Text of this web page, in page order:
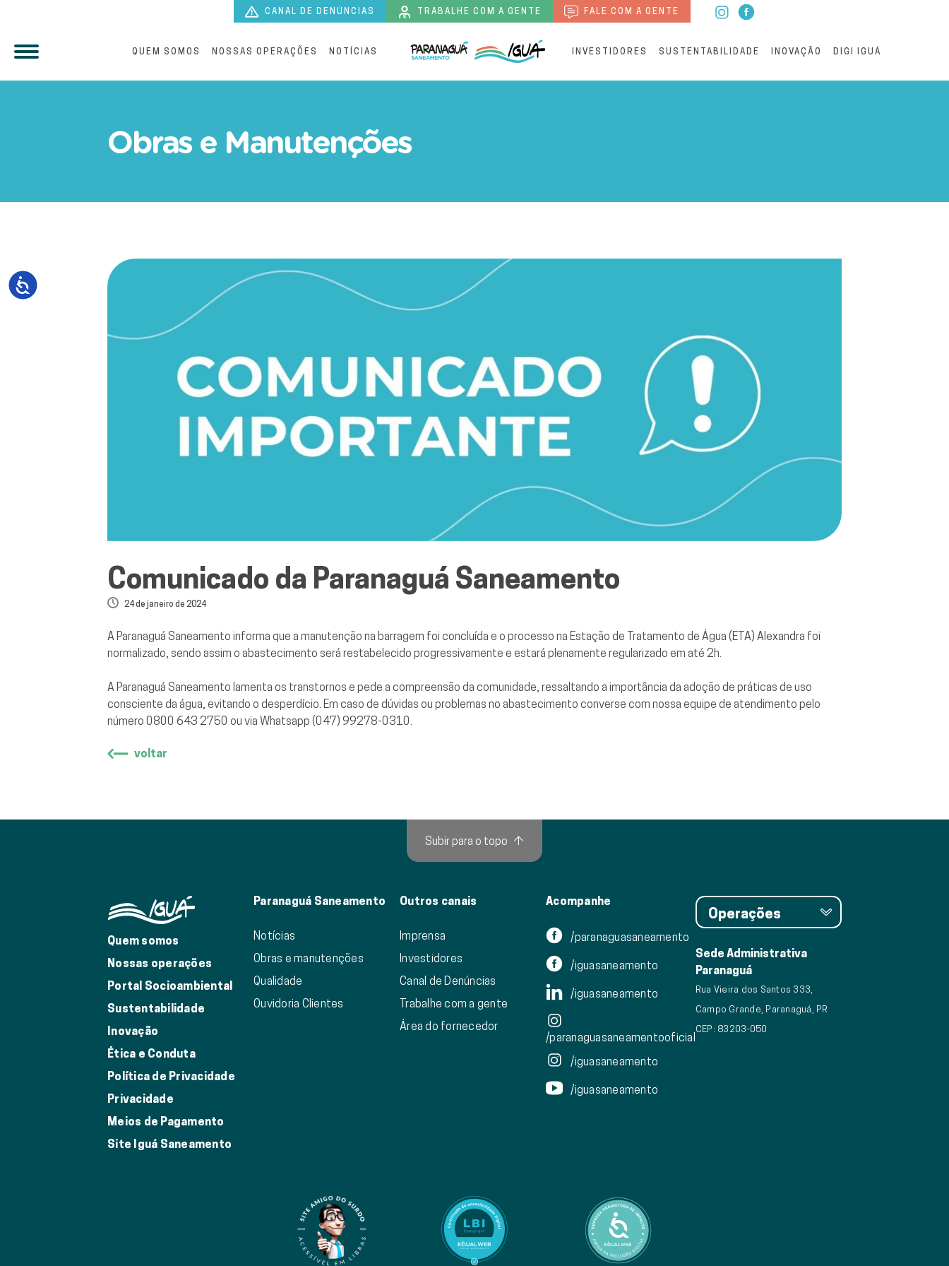
CANAL DE DENÚNCIAS TRABALHE COM A GENTE FALE COM A GENTE
QUEM SOMOS NOSSAS OPERAÇÕES NOTÍCIAS INVESTIDORES SUSTENTABILIDADE INOVAÇÃO DIGI IGUÁ
Obras e Manutenções
Comunicado da Paranaguá Saneamento
24 de janeiro de 2024
A Paranaguá Saneamento informa que a manutenção na barragem foi concluída e o processo na Estação de Tratamento de Água (ETA) Alexandra foi
normalizado, sendo assim o abastecimento será restabelecido progressivamente e estará plenamente regularizado em até 2h.
A Paranaguá Saneamento lamenta os transtornos e pede a compreensão da comunidade, ressaltando a importância da adoção de práticas de uso
consciente da água, evitando o desperdício. Em caso de dúvidas ou problemas no abastecimento converse com nossa equipe de atendimento pelo
número 0800 643 2750 ou via Whatsapp (047) 99278-0310.
voltar
Quem somos
Nossas operações
Portal Socioambiental
Sustentabilidade
Inovação
Ética e Conduta
Política de Privacidade
Privacidade
Meios de Pagamento
Site Iguá Saneamento
Paranaguá Saneamento
Notícias
Obras e manutenções
Qualidade
Ouvidoria Clientes
Outros canais
Imprensa
Investidores
Canal de Denúncias
Trabalhe com a gente
Área do fornecedor
Acompanhe
/paranaguasaneamento
/iguasaneamento
/iguasaneamento
/paranaguasaneamentooficial
/iguasaneamento
/iguasaneamento
Operações
Sede Administrativa
Paranaguá
Rua Vieira dos Santos 333,
Campo Grande, Paranaguá, PR
CEP: 83203-050
Subir para o topo ↑